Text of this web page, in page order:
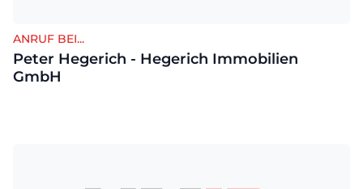
ANRUF BEI...
Peter Hegerich - Hegerich Immobilien
GmbH